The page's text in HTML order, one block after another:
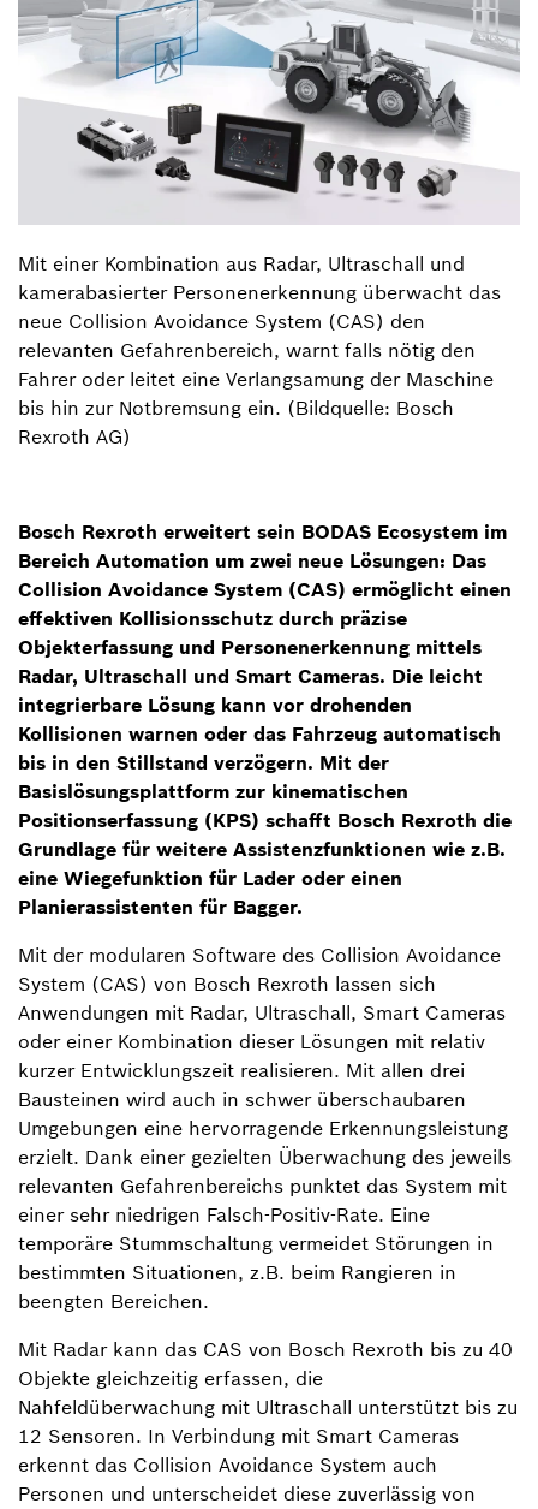
Mit einer Kombination aus Radar, Ultraschall und
kamerabasierter Personenerkennung überwacht das
neue Collision Avoidance System (CAS) den
relevanten Gefahrenbereich, warnt falls nötig den
Fahrer oder leitet eine Verlangsamung der Maschine
bis hin zur Notbremsung ein. (Bildquelle: Bosch
Rexroth AG)
Bosch Rexroth erweitert sein BODAS Ecosystem im
Bereich Automation um zwei neue Lösungen: Das
Collision Avoidance System (CAS) ermöglicht einen
effektiven Kollisionsschutz durch präzise
Objekterfassung und Personenerkennung mittels
Radar, Ultraschall und Smart Cameras. Die leicht
integrierbare Lösung kann vor drohenden
Kollisionen warnen oder das Fahrzeug automatisch
bis in den Stillstand verzögern. Mit der
Basislösungsplattform zur kinematischen
Positionserfassung (KPS) schafft Bosch Rexroth die
Grundlage für weitere Assistenzfunktionen wie z.B.
eine Wiegefunktion für Lader oder einen
Planierassistenten für Bagger.
Mit der modularen Software des Collision Avoidance
System (CAS) von Bosch Rexroth lassen sich
Anwendungen mit Radar, Ultraschall, Smart Cameras
oder einer Kombination dieser Lösungen mit relativ
kurzer Entwicklungszeit realisieren. Mit allen drei
Bausteinen wird auch in schwer überschaubaren
Umgebungen eine hervorragende Erkennungsleistung
erzielt. Dank einer gezielten Überwachung des jeweils
relevanten Gefahrenbereichs punktet das System mit
einer sehr niedrigen Falsch-Positiv-Rate. Eine
temporäre Stummschaltung vermeidet Störungen in
bestimmten Situationen, z.B. beim Rangieren in
beengten Bereichen.
Mit Radar kann das CAS von Bosch Rexroth bis zu 40
Objekte gleichzeitig erfassen, die
Nahfeldüberwachung mit Ultraschall unterstützt bis zu
12 Sensoren. In Verbindung mit Smart Cameras
erkennt das Collision Avoidance System auch
Personen und unterscheidet diese zuverlässig von